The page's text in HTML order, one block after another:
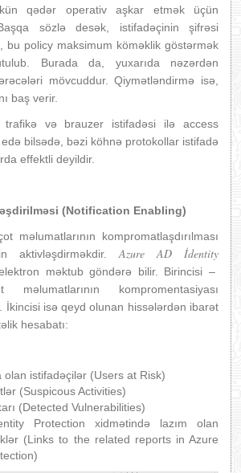
qədər operativ aşkar etmək üçün
sözlə desək, istifadəçinin şifrəsi
bu policy maksimum köməklik göstərmək
Burada da, yuxarıda nəzərdən
mövcuddur. Qiymətləndirmə isə,
baş verir.
və brauzer istifadəsi ilə access
bilsədə, bəzi köhnə protokollar istifadə
effektli deyildir.
əşdirilməsi (Notification Enabling)
məlumatlarının kompromatlaşdırılması
aktivləşdirməkdir.Azure AD İdentity
məktub göndərə bilir. Birincisi –
kompromentasiyası
İkincisi isə qeyd olunan hissələrdən ibarət
hesabatı:
olan istifadəçilər (Users at Risk)
(Suspicous Activities)
(Detected Vulnerabilities)
Protection xidmətində lazım olan
(Links to the related reports in Azure